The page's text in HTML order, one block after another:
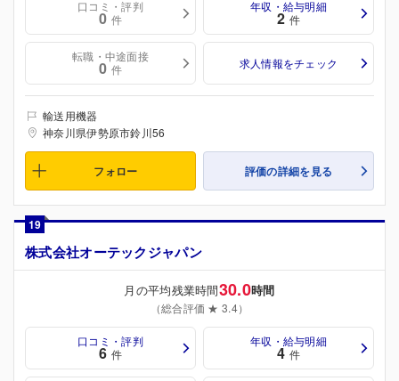
口コミ・評判
0 件
年収・給与明細
2 件
転職・中途面接
0 件 求人情報をチェック
輸送用機器
神奈川県伊勢原市鈴川56
フォロー 評価の詳細を見る
19
株式会社オーテックジャパン
月の平均残業時間30.0時間
（総合評価 ★ 3.4）
口コミ・評判
6 件
年収・給与明細
4 件